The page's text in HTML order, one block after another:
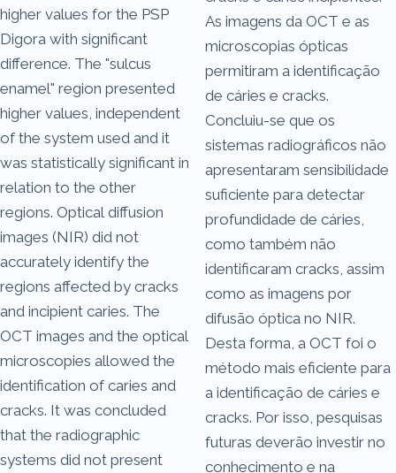
higher values for the PSP
Digora with significant
difference. The "sulcus
enamel" region presented
higher values, independent
of the system used and it
was statistically significant in
relation to the other
regions. Optical diffusion
images (NIR) did not
accurately identify the
regions affected by cracks
and incipient caries. The
OCT images and the optical
microscopies allowed the
identification of caries and
cracks. It was concluded
that the radiographic
systems did not present
As imagens da OCT e as
microscopias ópticas
permitiram a identificação
de cáries e cracks.
Concluiu-se que os
sistemas radiográficos não
apresentaram sensibilidade
suficiente para detectar
profundidade de cáries,
como também não
identificaram cracks, assim
como as imagens por
difusão óptica no NIR.
Desta forma, a OCT foi o
método mais eficiente para
a identificação de cáries e
cracks. Por isso, pesquisas
futuras deverão investir no
conhecimento e na